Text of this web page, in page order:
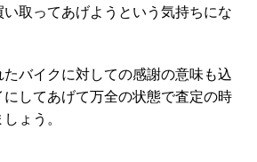
取ってあげようという気持ちにな
バイクに対しての感謝の意味も込
してあげて万全の状態で査定の時
ょう。